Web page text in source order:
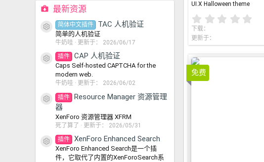
最新资源
资源图标
简体中文插件 TAC 人机验证
简单的人机验证
牛奶哇 更新于： 2026/06/17
资源图标
插件 CAP 人机验证
Caps Self-hosted CAPTCHA for the
modern web.
牛奶哇 更新于： 2026/06/02
资源图标
插件
Resource Manager 资源管理
器
XenForo 资源管理器 XFRM
死了算了 更新于： 2026/05/31
资源图标
插件 XenForo Enhanced Search
XenForo Enhanced Search是一个插
件，它取代了内置的XenForoSearch系
UI.X Halloween theme
0
星
下载
更新于
免费
material-